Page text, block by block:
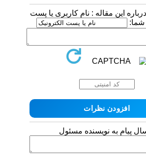
این مقاله : نام کاربری یا پست
پیام به نویسنده مسئول